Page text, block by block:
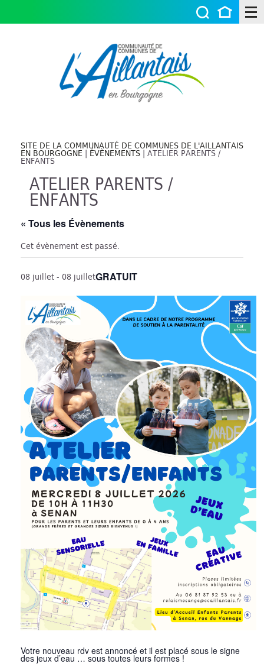
SITE DE LA COMMUNAUTÉ DE COMMUNES DE L'AILLANTAIS
EN BOURGOGNE | ÉVÈNEMENTS | ATELIER PARENTS /
ENFANTS
ATELIER PARENTS /
ENFANTS
« Tous les Évènements
Cet évènement est passé.
08 juillet - 08 juilletGRATUIT
Votre nouveau rdv est annoncé et il est placé sous le signe
des jeux d’eau … sous toutes leurs formes !